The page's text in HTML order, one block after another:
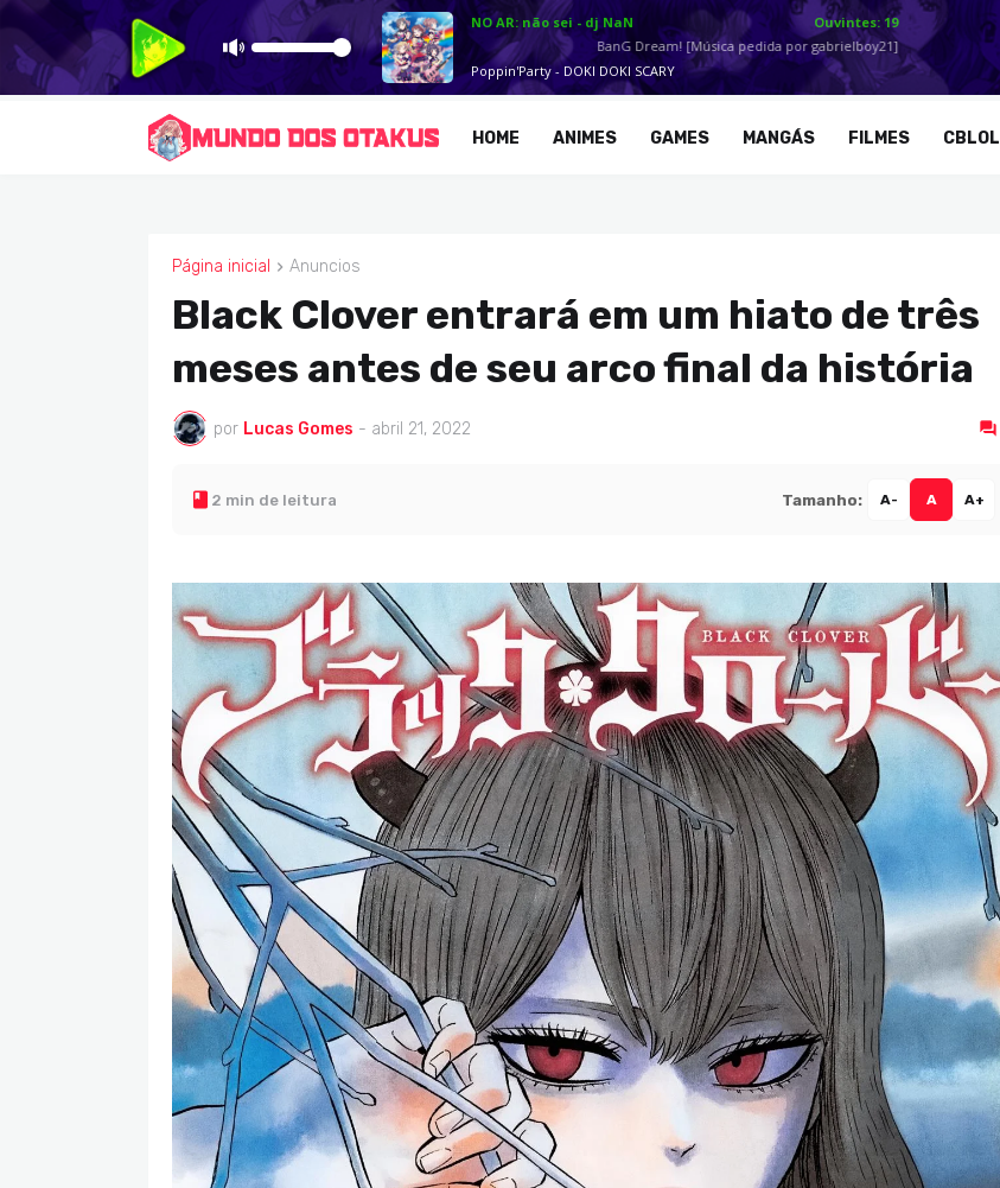
HOME ANIMES GAMES MANGÁS FILMES CBLOL
Página inicial Anuncios
ANUNCIOS
Black Clover entrará em um hiato de três
meses antes de seu arco final da história
por Lucas Gomes - abril 21, 2022
2 min de leitura Tamanho: A- A A+